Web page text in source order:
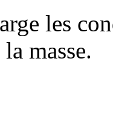
les
masse.